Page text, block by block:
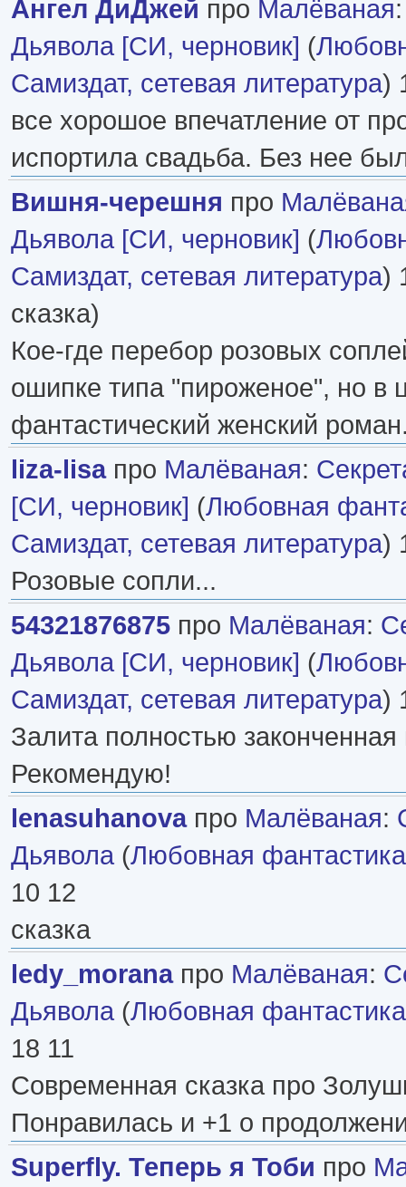
Ангел ДиДжей про Малёваная
Дьявола [СИ, черновик] (
Самиздат, сетевая литература)
все хорошое впечатление от
испортила свадьба. Без нее
Вишня-черешня про
Дьявола [СИ, черновик] (
Самиздат, сетевая литература)
сказка)
Кое-где перебор розовых
ошипке типа "пироженое", но в
фантастический женский
liza-lisaпро Малёваная:
[СИ, черновик] (Любовная
Самиздат, сетевая литература)
Розовые сопли...
54321876875 про Малёваная:
Дьявола [СИ, черновик] (
Самиздат, сетевая литература)
Залита полностью законченная
Рекомендую!
lenasuhanovaпро Малёваная:
Дьявола (Любовная фантастика
10 12
сказка
ledy_moranaпро Малёваная:
Дьявола (Любовная фантастика
18 11
Современная сказка про
Понравилась и +1 о
Superfly. Теперь я Тоби про